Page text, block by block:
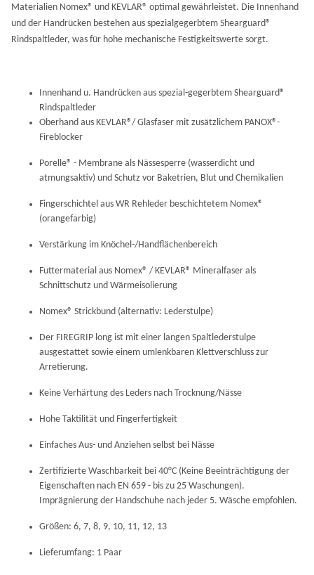
Materialien Nomex® und KEVLAR® optimal gewährleistet. Die Innenhand
und der Handrücken bestehen aus spezialgegerbtem Shearguard®
Rindspaltleder, was für hohe mechanische Festigkeitswerte sorgt.
Innenhand u. Handrücken aus spezial-gegerbtem Shearguard®
Rindspaltleder
Oberhand aus KEVLAR®/ Glasfaser mit zusätzlichem PANOX®-
Fireblocker
Porelle® - Membrane als Nässesperre (wasserdicht und
atmungsaktiv) und Schutz vor Baketrien, Blut und Chemikalien
Fingerschichtel aus WR Rehleder beschichtetem Nomex®
(orangefarbig)
Verstärkung im Knöchel-/Handflächenbereich
Futtermaterial aus Nomex® / KEVLAR® Mineralfaser als
Schnittschutz und Wärmeisolierung
Nomex® Strickbund (alternativ: Lederstulpe)
Der FIREGRIP long ist mit einer langen Spaltlederstulpe
ausgestattet sowie einem umlenkbaren Klettverschluss zur
Arretierung.
Keine Verhärtung des Leders nach Trocknung/Nässe
Hohe Taktilität und Fingerfertigkeit
Einfaches Aus- und Anziehen selbst bei Nässe
Zertifizierte Waschbarkeit bei 40°C (Keine Beeinträchtigung der
Eigenschaften nach EN 659 - bis zu 25 Waschungen).
Imprägnierung der Handschuhe nach jeder 5. Wäsche empfohlen.
Größen: 6, 7, 8, 9, 10, 11, 12, 13
Lieferumfang: 1 Paar